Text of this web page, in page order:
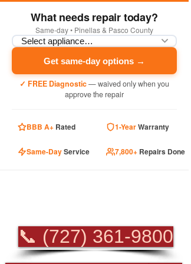
What needs repair today?
Same-day • Pinellas & Pasco County
Get same-day options →
✓ FREE Diagnostic— waived only when you
approve the repair
BBB A+ Rated 1-YearWarranty
Same-DayService 7,800+ Repairs Done
📞 (727) 361-9800